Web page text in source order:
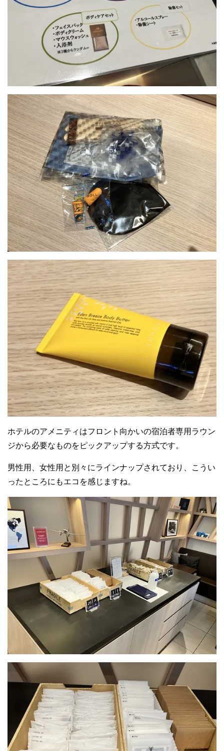
ホテルのアメニティはフロント向かいの宿泊者専用ラウン
ジから必要なものをピックアップする方式です。
男性用、女性用と別々にラインナップされており、こうい
ったところにもエコを感じますね。